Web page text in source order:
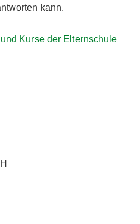
kann.
Kurse der Elternschule